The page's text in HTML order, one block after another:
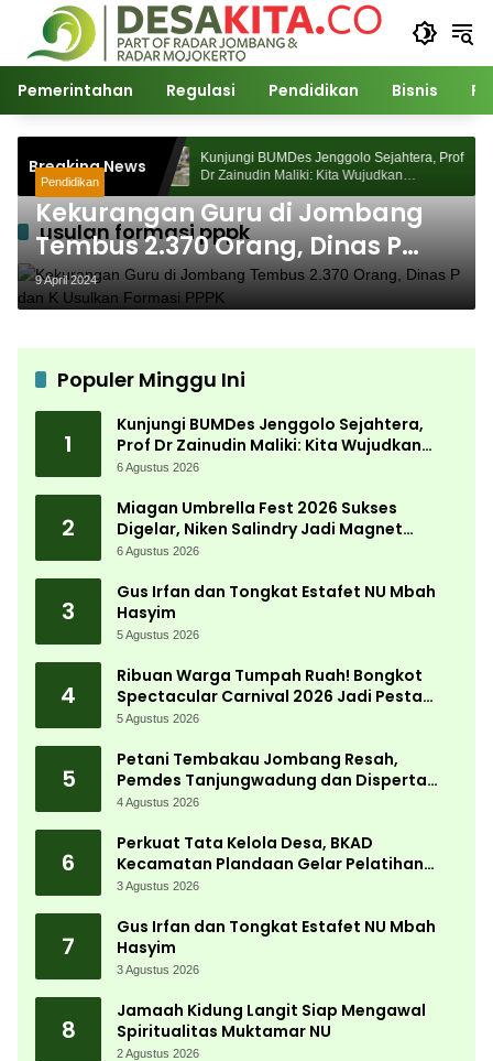
Langsung
konten
Pemerintahan Regulasi Pendidikan Bisnis
Breaking News
Prof
Potensi Desa
Kunjungi BUMDes Jenggolo Sejahtera, Prof
Dr Zainudin Maliki: Kita Wujudkan
Kemandirian Ekonomi dengan Potensi Desa
usulan formasi pppk
Pendidikan
Kekurangan Guru di Jombang
Tembus 2.370 Orang, Dinas P
dan K Usulkan Formasi PPPK
9 April 2024
Populer Minggu Ini
1
Kunjungi BUMDes Jenggolo Sejahtera,
Prof Dr Zainudin Maliki: Kita Wujudkan
Kemandirian Ekonomi dengan Potensi
6 Agustus 2026
2
Miagan Umbrella Fest 2026 Sukses
Digelar, Niken Salindry Jadi Magnet
Ribuan Pengunjung
6 Agustus 2026
3
Gus Irfan dan Tongkat Estafet NU Mbah
Hasyim
5 Agustus 2026
4
Ribuan Warga Tumpah Ruah! Bongkot
Spectacular Carnival 2026 Jadi Pesta
Kemerdekaan Terbesar di Peterongan
5 Agustus 2026
5
Petani Tembakau Jombang Resah,
Pemdes Tanjungwadung dan Disperta
Bergerak Cepat
4 Agustus 2026
6
Perkuat Tata Kelola Desa, BKAD
Kecamatan Plandaan Gelar Pelatihan
Aparatur Pemdes
3 Agustus 2026
7
Gus Irfan dan Tongkat Estafet NU Mbah
Hasyim
3 Agustus 2026
8
Jamaah Kidung Langit Siap Mengawal
Spiritualitas Muktamar NU
2 Agustus 2026